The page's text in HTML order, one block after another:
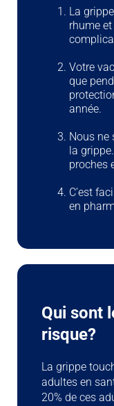
La
rhume
Votre
que
année.
Nous ne
la
proches
C’est
en
Qui sont
risque?
La grippe
adultes en
20% de ces